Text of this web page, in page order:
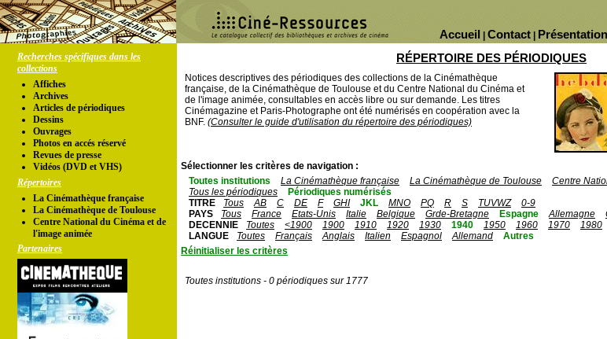
Présentation
Contact
Accueil
Recherches spécifiques dans les
collections
Affiches
Archives
Articles de périodiques
Dessins
Ouvrages
Photos en accés réservé
Revues de presse
Vidéos (DVD et VHS)
Répertoires
La Cinémathèque française
La Cinémathèque de Toulouse
Centre National du Cinéma et de
l'image animée
Partenaires
RÉPERTOIRE DES PÉRIODIQUES
Notices descriptives des périodiques des collections de la Cinémathèque
française, de la Cinémathèque de Toulouse et du Centre National du Cinéma et
de l'image animée, consultables en accès libre ou sur demande. Les titres
Cinémagazine et Paris-Photographe ont été numérisés en coopération avec la
BNF. (Consulter le guide d'utilisation du répertoire des périodiques)
Sélectionner les critères de navigation :
Toutes institutions
La Cinémathèque française La Cinémathèque de Toulouse
Centre
Tous les périodiques
Périodiques numérisés
TITRE
Tous AB C DE F GHI JKL MNO PQ R S TUVWZ
0-9
PAYS
Tous France Etats-Unis Italie Belgique Grde-Bretagne Espagne Allemagne
DECENNIE
Toutes <1900 1900 1910 1920 1930 1940 1950 1960 1970 1980
LANGUE
Toutes Français Anglais Italien Espagnol Allemand
Autres
Réinitialiser les critères
Toutes institutions - 0 périodiques sur 1777